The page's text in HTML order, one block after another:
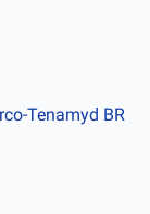
Tenamyd BR